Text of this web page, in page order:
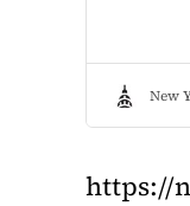
New
https://